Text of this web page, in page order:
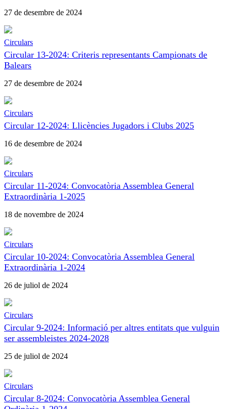
27 de desembre de 2024
Circulars
Circular 13-2024: Criteris representants Campionats de
Balears
27 de desembre de 2024
Circulars
Circular 12-2024: Llicències Jugadors i Clubs 2025
16 de desembre de 2024
Circulars
Circular 11-2024: Convocatòria Assemblea General
Extraordinària 1-2025
18 de novembre de 2024
Circulars
Circular 10-2024: Convocatòria Assemblea General
Extraordinària 1-2024
26 de juliol de 2024
Circulars
Circular 9-2024: Informació per altres entitats que vulguin
ser assembleistes 2024-2028
25 de juliol de 2024
Circulars
Circular 8-2024: Convocatòria Assemblea General